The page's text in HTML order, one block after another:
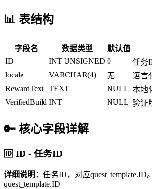
📊 表结构
字段名 数据类型 默认值
ID
INT UNSIGNED 0
任务
locale
VARCHAR(4) 无
语言
RewardText
TEXT NULL 本地
VerifiedBuild INT NULL 验证
🔑 核心字段详解
🆔 ID - 任务ID
详细说明： 任务ID，对应quest_template.ID。
quest_template.ID